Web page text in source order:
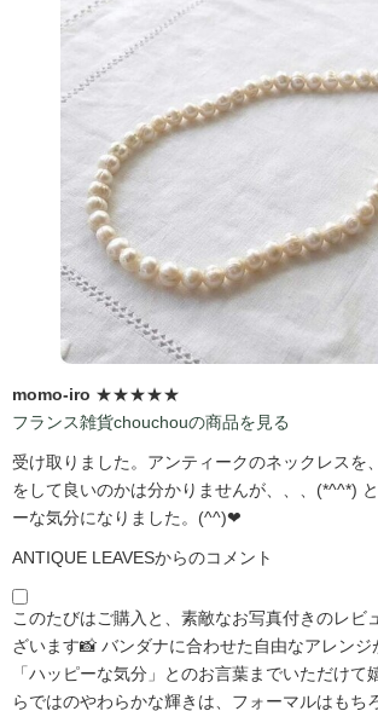
momo-iro ★★★★★
フランス雑貨chouchouの商品を見る
受け取りました。アンティークのネックレスを
をして良いのかは分かりませんが、、、(*^^*)
ーな気分になりました。(^^)❤
ANTIQUE LEAVESからのコメント
このたびはご購入と、素敵なお写真付きのレビ
ざいます📸 バンダナに合わせた自由なアレンジ
「ハッピーな気分」とのお言葉までいただけて
らではのやわらかな輝きは、フォーマルはもち